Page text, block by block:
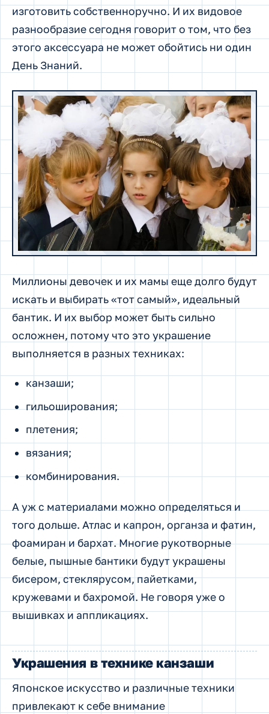
изготовить собственноручно. И их видовое
разнообразие сегодня говорит о том, что без
этого аксессуара не может обойтись ни один
День Знаний.
Миллионы девочек и их мамы еще долго будут
искать и выбирать «тот самый», идеальный
бантик. И их выбор может быть сильно
осложнен, потому что это украшение
выполняется в разных техниках:
канзаши;
гильоширования;
плетения;
вязания;
комбинирования.
А уж с материалами можно определяться и
того дольше. Атлас и капрон, органза и фатин,
фоамиран и бархат. Многие рукотворные
белые, пышные бантики будут украшены
бисером, стеклярусом, пайетками,
кружевами и бахромой. Не говоря уже о
вышивках и аппликациях.
Украшения в технике канзаши
Японское искусство и различные техники
привлекают к себе внимание